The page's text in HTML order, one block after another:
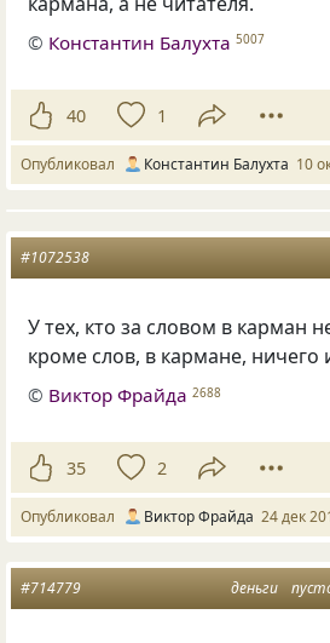
© Константин Балухта 5007
40 1
Опубликовал Константин Балухта 10
#1072538
У тех, кто за словом в карман
кроме слов, в кармане, ничего
© Виктор Фрайда 2688
35 2
Опубликовал Виктор Фрайда 24 дек
деньги
#714779